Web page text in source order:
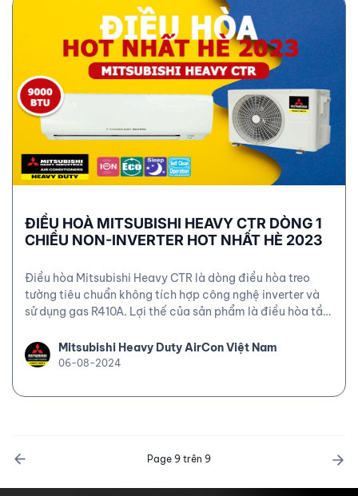
ĐIỀU HOÀ MITSUBISHI HEAVY CTR DÒNG 1
CHIỀU NON-INVERTER HOT NHẤT HÈ 2023
Điều hòa Mitsubishi Heavy CTR là dòng điều hòa treo
tường tiêu chuẩn không tích hợp công nghệ inverter và
sử dụng gas R410A. Lợi thế của sản phẩm là điều hòa tầm
các đặc điểm nổi trội của thương hiệu Mitsubishi Heavy
đó là độ bền bỉ, khả năng làm lạnh mạnh mẽ và tiết kiệm
Mitsubishi Heavy Duty AirCon Việt Nam
06-08-2024
Page 9 trên 9